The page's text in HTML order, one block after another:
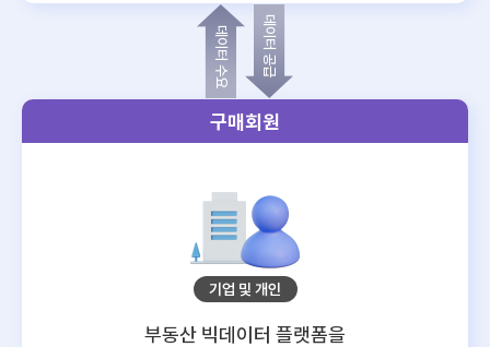
데이터 공급
데이터 수요
구매회원
기업 및 개인
부동산 빅데이터 플랫폼을